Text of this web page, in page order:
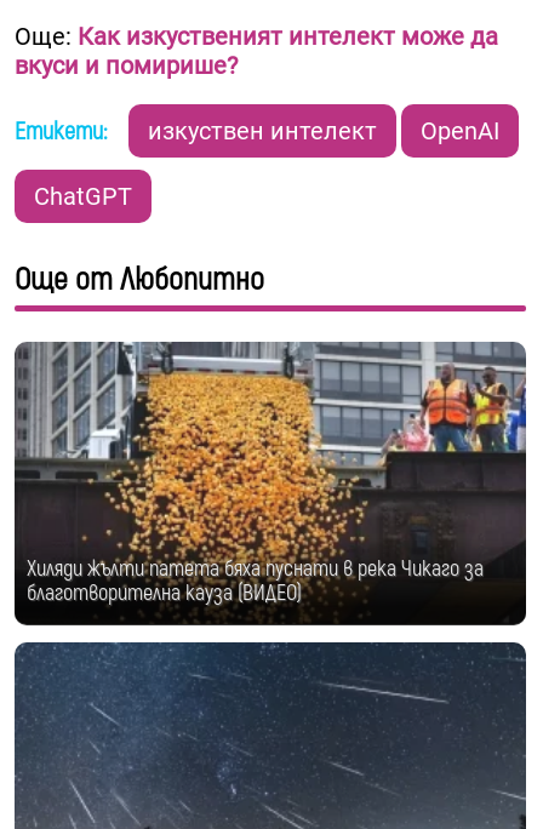
Още: Как изкуственият интелект може да
вкуси и помирише?
Етикети: изкуствен интелект OpenAI
ChatGPT
Още от Любопитно
Хиляди жълти патета бяха пуснати в река Чикаго за
благотворителна кауза (ВИДЕО)